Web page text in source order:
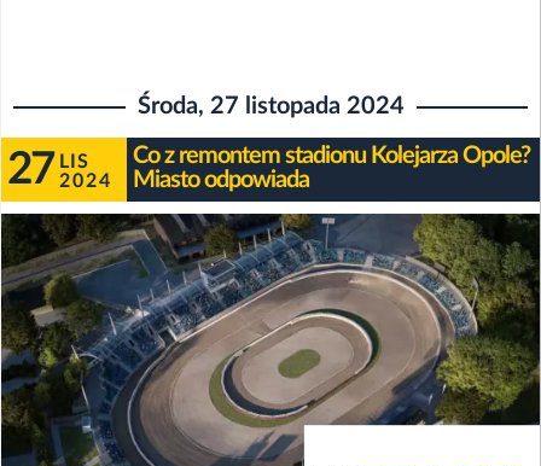
Środa, 27 listopada 2024
27 LIS
2024
Co z remontem stadionu Kolejarza Opole?
Miasto odpowiada